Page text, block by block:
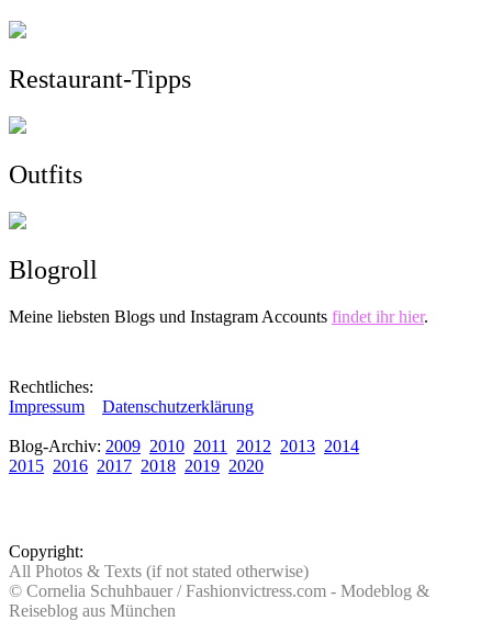
Restaurant-Tipps
Outfits
Blogroll
Meine liebsten Blogs und Instagram Accounts findet ihr hier.
Rechtliches:
Impressum
Datenschutzerklärung
Blog-Archiv: 2009 2010 2011 2012 2013 2014
2015 2016 2017 2018 2019 2020
Copyright:
All Photos & Texts (if not stated otherwise)
© Cornelia Schuhbauer / Fashionvictress.com - Modeblog &
Reiseblog aus München